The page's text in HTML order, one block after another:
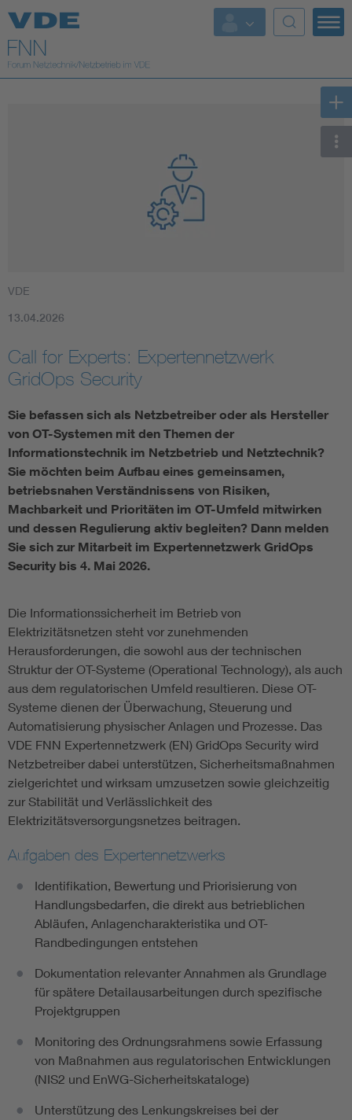
Top Themen
Fokusthemen
Vom Netz zum System
Digitalisierung und Metering
Versorgungsqualität Stromnetze
Innovative Netztechnologien
Umwelt- und Naturschutz
VDE
13.04.2026
Call for Experts: Expertennetzwerk
GridOps Security
Sie befassen sich als Netzbetreiber oder als Hersteller
von OT-Systemen mit den Themen der
Informationstechnik im Netzbetrieb und Netztechnik?
Sie möchten beim Aufbau eines gemeinsamen,
betriebsnahen Verständnissens von Risiken,
Machbarkeit und Prioritäten im OT-Umfeld mitwirken
und dessen Regulierung aktiv begleiten? Dann melden
Sie sich zur Mitarbeit im Expertennetzwerk GridOps
Security bis 4. Mai 2026.
Die Informationssicherheit im Betrieb von
Elektrizitätsnetzen steht vor zunehmenden
Herausforderungen, die sowohl aus der technischen
Struktur der OT-Systeme (Operational Technology), als auch
aus dem regulatorischen Umfeld resultieren. Diese OT-
Systeme dienen der Überwachung, Steuerung und
Automatisierung physischer Anlagen und Prozesse. Das
VDE FNN Expertennetzwerk (EN) GridOps Security wird
Netzbetreiber dabei unterstützen, Sicherheitsmaßnahmen
zielgerichtet und wirksam umzusetzen sowie gleichzeitig
zur Stabilität und Verlässlichkeit des
Elektrizitätsversorgungsnetzes beitragen.
Aufgaben des Expertennetzwerks
Identifikation, Bewertung und Priorisierung von
Handlungsbedarfen, die direkt aus betrieblichen
Abläufen, Anlagencharakteristika und OT-
Randbedingungen entstehen
Dokumentation relevanter Annahmen als Grundlage
für spätere Detailausarbeitungen durch spezifische
Projektgruppen
Monitoring des Ordnungsrahmens sowie Erfassung
von Maßnahmen aus regulatorischen Entwicklungen
(NIS2 und EnWG-Sicherheitskataloge)
Unterstützung des Lenkungskreises bei der